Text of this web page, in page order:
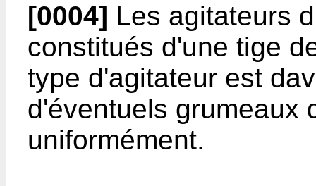
[0004] Les agitateurs
constitués d'une tige
type d'agitateur est
d'éventuels grumeaux
uniformément.